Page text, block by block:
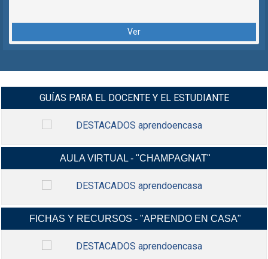
Ver
GUÍAS PARA EL DOCENTE Y EL ESTUDIANTE
INGRESAR
MANUALES Y VIDEO-TUTORIALES G-
AULA VIRTUAL - "CHAMPAGNAT"
INGRESAR
INGRESA A TU AULA VIRTUAL,
INSTITUCIONAL.
FICHAS Y RECURSOS - "APRENDO EN CASA"